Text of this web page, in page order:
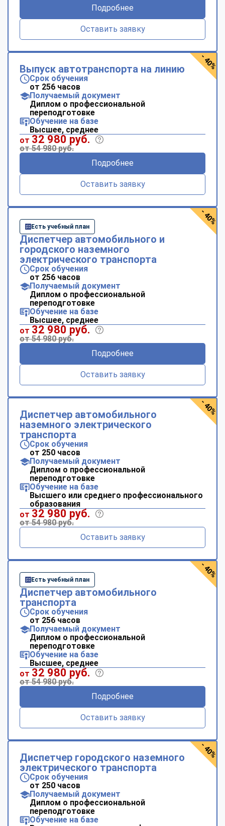
Подробнее
Оставить заявку
Выпуск автотранспорта на линию
Срок обучения
от 256 часов
Получаемый документ
Диплом о профессиональной
переподготовке
Обучение на базе
Высшее, среднее
от 32 980 руб.
от 54 980 руб.
Подробнее
Оставить заявку
- 40%
Есть учебный план
Диспетчер автомобильного и
городского наземного
электрического транспорта
Срок обучения
от 256 часов
Получаемый документ
Диплом о профессиональной
переподготовке
Обучение на базе
Высшее, среднее
от 32 980 руб.
от 54 980 руб.
Подробнее
Оставить заявку
- 40%
Диспетчер автомобильного
наземного электрического
транспорта
Срок обучения
от 250 часов
Получаемый документ
Диплом о профессиональной
переподготовке
Обучение на базе
Высшего или среднего профессионального
образования
от 32 980 руб.
от 54 980 руб.
Оставить заявку
- 40%
Есть учебный план
Диспетчер автомобильного
транспорта
Срок обучения
от 256 часов
Получаемый документ
Диплом о профессиональной
переподготовке
Обучение на базе
Высшее, среднее
от 32 980 руб.
от 54 980 руб.
Подробнее
Оставить заявку
- 40%
Диспетчер городского наземного
электрического транспорта
Срок обучения
от 250 часов
Получаемый документ
Диплом о профессиональной
переподготовке
Обучение на базе
- 40%